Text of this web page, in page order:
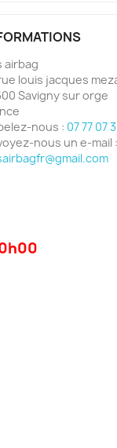
airbag
louis jacques
Savigny sur orge
nous : 07 77 07
nous un e-mail :